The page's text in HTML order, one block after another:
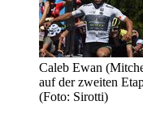
Caleb Ewan
auf der zweiten
(Foto: Sirotti)